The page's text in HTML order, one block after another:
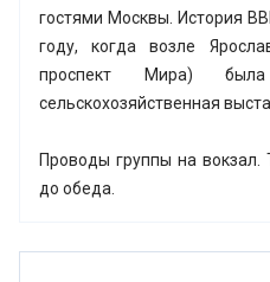
гостями Москвы. История
году, когда возле
проспект Мира)
сельскохозяйственная
Проводы группы на вокзал.
до обеда.